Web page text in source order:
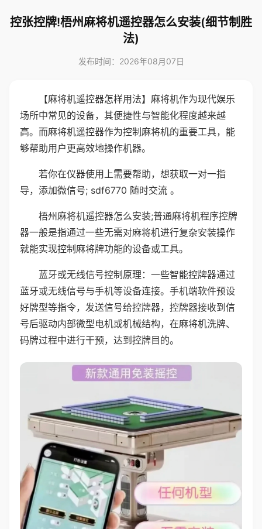
控张控牌!梧州麻将机遥控器怎么安装(细节制胜
法)
发布时间：2026年08月07日
【麻将机遥控器怎样用法】麻将机作为现代娱乐
场所中常见的设备，其便捷性与智能化程度越来越
高。而麻将机遥控器作为控制麻将机的重要工具，能
够帮助用户更高效地操作机器。
若你在仪器使用上需要帮助，想获取一对一指
导，添加微信号; sdf6770 随时交流 。
梧州麻将机遥控器怎么安装;普通麻将机程序控牌
器一般是指通过一些无需对麻将机进行复杂安装操作
就能实现控制麻将牌功能的设备或工具。
蓝牙或无线信号控制原理：一些智能控牌器通过
蓝牙或无线信号与手机等设备连接。手机端软件预设
好牌型等指令，发送信号给控牌器，控牌器接收到信
号后驱动内部微型电机或机械结构，在麻将机洗牌、
码牌过程中进行干预，达到控牌目的。